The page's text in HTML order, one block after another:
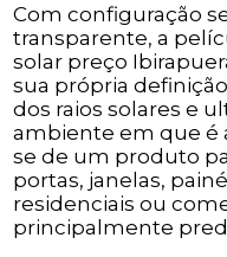
Com configuração
transparente, a
solar preço
sua própria
dos raios solares e
ambiente em que é
se de um produto
portas, janelas,
residenciais ou
principalmente